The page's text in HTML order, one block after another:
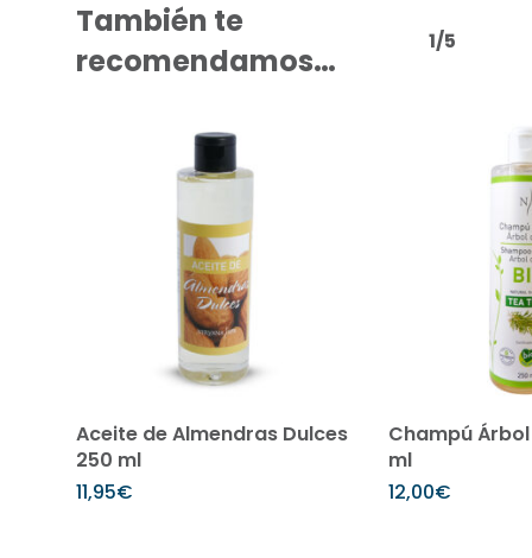
También te
recomendamos…
1/5
Añadir al carrito
Aceite de Almendras Dulces
250 ml
11,95€
Champú
ml
12,00€